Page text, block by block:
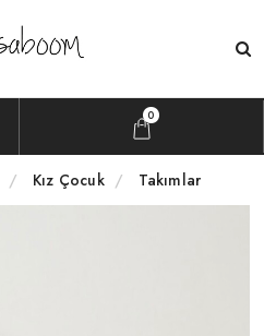
0
Kız Çocuk Takımlar